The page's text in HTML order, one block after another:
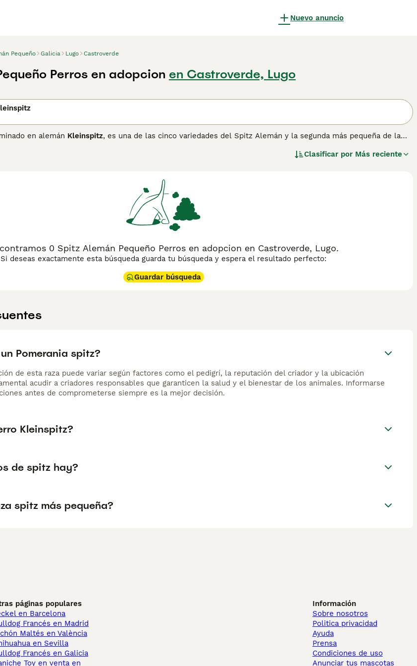
Nuevo anuncio
Pequeño Galicia Lugo Castroverde
Perros en adopcion en Castroverde, Lugo
en alemán Kleinspitz, es una de las cinco variedades del Spitz Alemán y la segunda más pequeña de la
doble, con una capa interna densa y esponjosa y una capa externa larga y recta que forma una espectacular crin
amplia variedad de colores, incluyendo negro, blanco, crema, naranja, gris-lobo y particolores, entre otros.
carácter alegre, curioso y muy enérgico, con una personalidad más grande que su tamaño. Es un perro
rápidamente, aunque su carácter independiente puede requerir consistencia durante el adiestramiento. Es muy
con quien disfruta de juegos y paseos, y puede desarrollar comportamientos de ansiedad por separación si se
Su instinto de vigilancia lo convierte en un perro de aviso eficaz. El Kleinspitz requiere ejercicio diario
compacto y manejable.
Clasificar por Más reciente
0 Spitz Alemán Pequeño Perros en adopcion en Castroverde, Lugo.
Si deseas exactamente esta búsqueda guarda tu búsqueda y espera el resultado perfecto:
Guardar búsqueda
Pomerania spitz?
de esta raza puede variar según factores como el pedigrí, la reputación del criador y la ubicación
acudir a criadores responsables que garanticen la salud y el bienestar de los animales. Informarse
antes de comprometerse siempre es la mejor decisión.
Kleinspitz?
de spitz hay?
spitz más pequeña?
páginas populares
en Barcelona
Francés en Madrid
Maltés en València
en Sevilla
Francés en Galicia
Toy en venta en
Información
Sobre nosotros
Politica privacidad
Ayuda
Prensa
Condiciones de uso
Anunciar tus mascotas